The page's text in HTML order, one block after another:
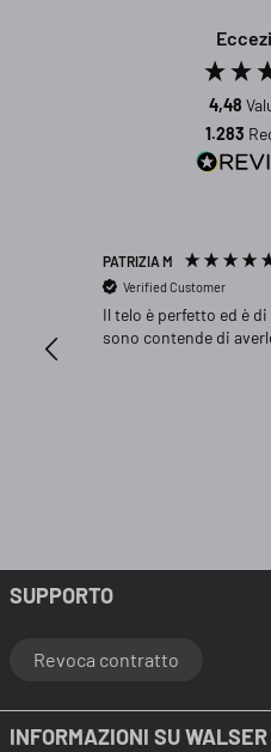
4,48
1.283
PATRIZIA M
Verified Customer
Il telo è perfetto ed è
sono contende di
SUPPORTO
Revoca contratto
INFORMAZIONI SU WALSER